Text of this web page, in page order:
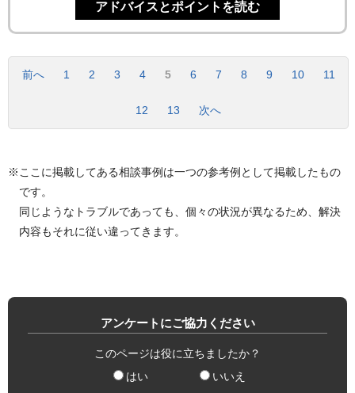
前へ 1 2 3 4 5 6 7 8 9 10 11
12 13 次へ
※ここに掲載してある相談事例は一つの参考例として掲載したもの
です。
同じようなトラブルであっても、個々の状況が異なるため、解決
内容もそれに従い違ってきます。
アンケートにご協力ください
このページは役に立ちましたか？
はい
いいえ